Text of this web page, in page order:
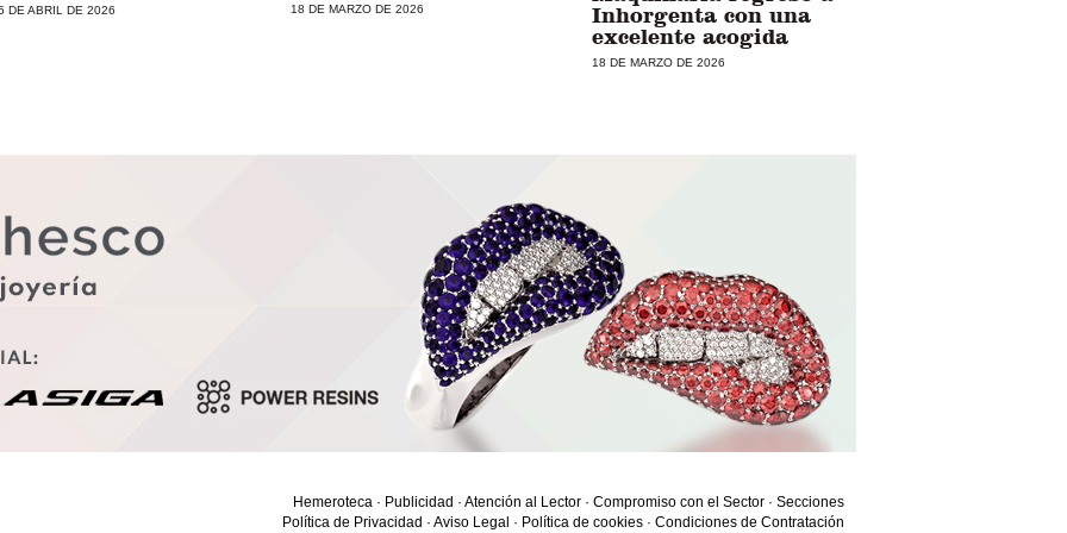
DE ABRIL DE 2026 18 DE MARZO DE 2026
Inhorgenta con una
excelente acogida
18 DE MARZO DE 2026
Hemeroteca · Publicidad · Atención al Lector · Compromiso con el Sector · Secciones
Política de Privacidad · Aviso Legal · Política de cookies · Condiciones de Contratación